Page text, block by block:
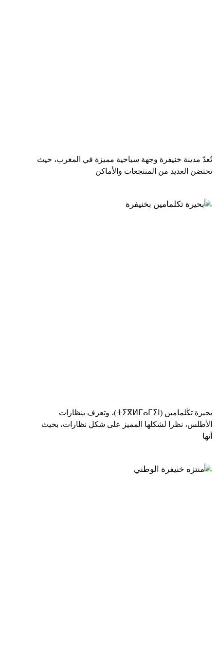
تُعدّ مدينة خنيفرة وجهة سياحية مميزة في المغرب، حيث
تحتضن العديد من المنتجعات والأماكن
بحيرة تڭلمامين (ⵜⵉⴳⵍⵎⴰⵎⵉⵏ)، وتعرف بنظارات
الأطلس، نظرا لشكلها المميز على شكل نظارات، بحيث
أنها